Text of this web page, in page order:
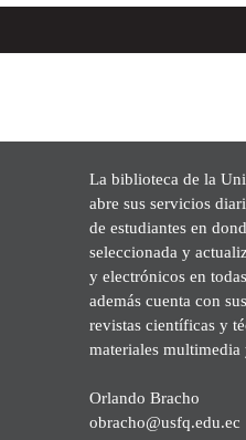
La biblioteca de la
abre sus servicios
de estudiantes en
seleccionada y
y electrónicos en
además cuenta con
revistas científicas y
materiales multimedia
Orlando Bracho
obracho@usfq.edu.ec